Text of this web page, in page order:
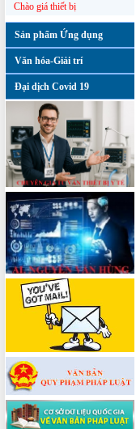
Chào giá thiết bị
Sản phẩm Ứng dụng
Văn hóa-Giải trí
Đại dịch Covid 19